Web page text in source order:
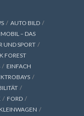
AUTO BILD
– DAS
UND SPORT
FOREST
EINFACH
FORD
KLEINWAGEN